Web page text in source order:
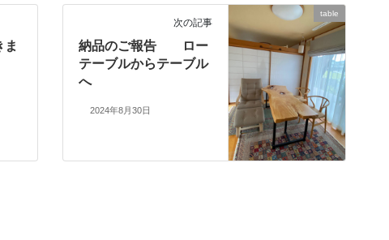
ま
table
次の記事
納品のご報告 ロー
テーブルからテーブル
へ
2024年8月30日